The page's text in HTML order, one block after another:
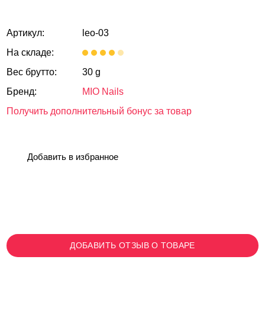
Артикул:
leo-03
На складе:
Вес брутто:
30 g
Бренд:
MIO Nails
Получить дополнительный бонус за товар
Добавить в избранное
ДОБАВИТЬ ОТЗЫВ О ТОВАРЕ